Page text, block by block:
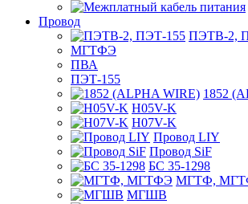
Провод
ПЭТВ-2,
МГТФЭ
ПВА
ПЭТ-155
1852
H05V-K
H07V-K
Провод LIY
Провод SiF
БС 35-1298
МГТФ,
МГШВ